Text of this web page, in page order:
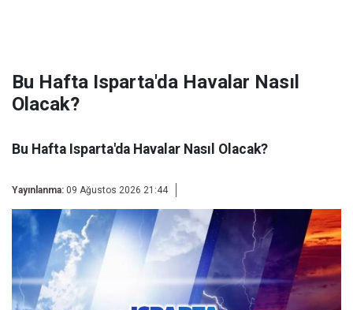
Bu Hafta Isparta'da Havalar Nasıl
Olacak?
Bu Hafta Isparta'da Havalar Nasıl Olacak?
Yayınlanma: 09 Ağustos 2026 21:44